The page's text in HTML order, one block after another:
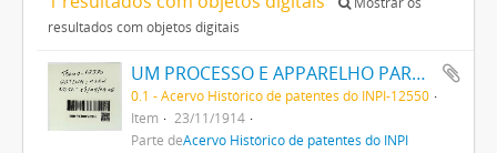
resultados com objetos digitais
UM PROCESSO E APPARELHO PARA DAR FORMA A FILAMENTOS PARA LAMPADAS ELECTRICAS DE INCANDESCENCIA
0.1 - Acervo Histórico de patentes do INPI-12550
Item
23/11/1914
Parte deAcervo Histórico de patentes do INPI